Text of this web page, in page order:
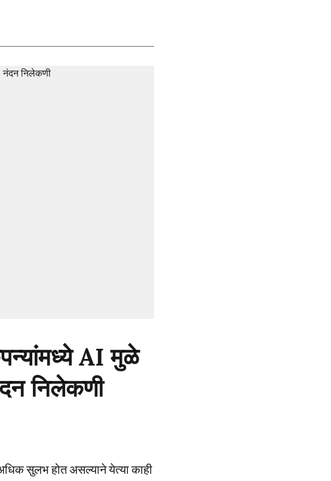
AI मुळे
निलेकणी
सुलभ होत असल्याने येत्या काही